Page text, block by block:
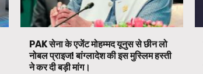
PAK सेना के एजेंट मोहम्मद यूनुस से छीन लो
नोबल प्राइज! बांग्लादेश की इस मुस्लिम हस्ती
ने कर दी बड़ी मांग।